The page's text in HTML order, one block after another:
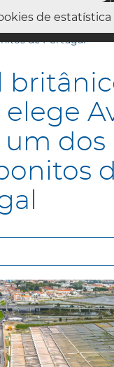
de estatística
Times elege
de Portugal
elege
dos